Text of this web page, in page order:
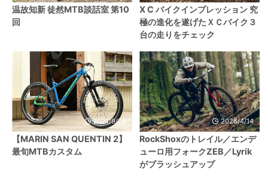
温故知新 徒然MTB談話室 第10
回
X C バイクインプレッション 究
極の進化を遂げたＸＣバイク３
台の走りをチェック
2021/9/28
【MARIN SAN QUENTIN 2】
最旬MTBカスタム
2026/4/14
RockShoxのトレイル／エンデ
ューロ用フォークZEB／Lyrik
がブラッシュアップ